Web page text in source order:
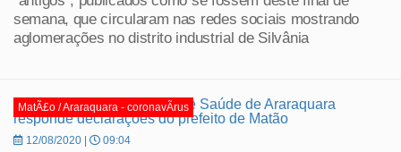
semana, que circularam nas redes sociais mostrando
aglomerações no distrito industrial de Silvânia
MatÃ£o / Araraquara - coronavÃ­rus
12/08/2020 | 09:04